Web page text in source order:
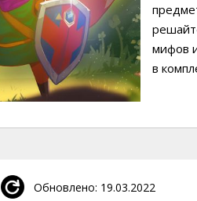
мифов
в
Обновлено: 19.03.2022